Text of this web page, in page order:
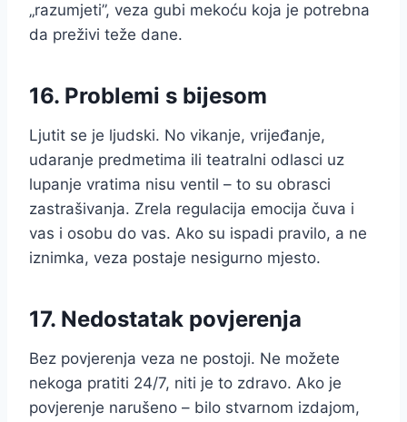
„razumjeti”, veza gubi mekoću koja je potrebna
da preživi teže dane.
16. Problemi s bijesom
Ljutit se je ljudski. No vikanje, vrijeđanje,
udaranje predmetima ili teatralni odlasci uz
lupanje vratima nisu ventil – to su obrasci
zastrašivanja. Zrela regulacija emocija čuva i
vas i osobu do vas. Ako su ispadi pravilo, a ne
iznimka, veza postaje nesigurno mjesto.
17. Nedostatak povjerenja
Bez povjerenja veza ne postoji. Ne možete
nekoga pratiti 24/7, niti je to zdravo. Ako je
povjerenje narušeno – bilo stvarnom izdajom,